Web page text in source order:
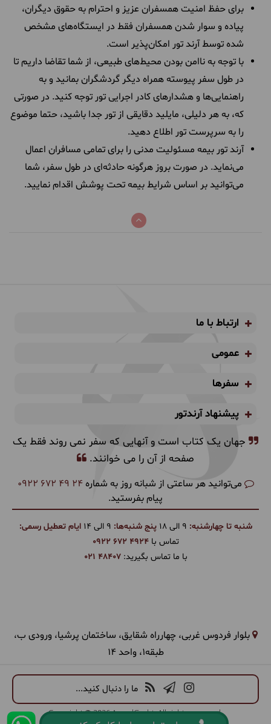
برای حفظ امنیت همسفران عزیز‌ و احترام به حقوق دیگران،
پیاده و سوار شدن همسفران فقط در ایستگاه‌های مشخص
شده توسط آرند تور امکان‌پذیر است.
با توجه به ناامن بودن محیط‌های طبیعی، از شما تقاضا داریم تا
در طول سفر پیوسته همراه دیگر گردشگران بمانید و به
راهنمایی‌ها و هشدارهای کادر اجرایی تور توجه کنید. در صورتی
که، به هر دلیلی، مایلید دقایقی از تور جدا باشید، حتما موضوع
را به سرپرست تور اطلاع دهید.
آرند تور بیمه مسئولیت مدنی را برای تمامی مسافران اعمال
می‌نماید. در صورت بروز هرگونه حادثه‌ای در طول سفر، شما
می‌توانید بر اساس شرایط بیمه تحت پوشش اقدام نمایید.
ارتباط با ما
عمومی
سفرها
پیشنهاد آرندتور
جهان یک کتاب است و آنهایی که سفر نمی روند فقط یک
صفحه از آن را می خوانند.
می‌توانید هر ساعتی از شبانه روز به شماره 0922 672 49 24
پیام بفرستید.
شنبه تا چهارشنبه: پنج شنبه‌ها:
ایام تعطیل رسمی:
تماس با0922 672 4924
با ما تماس بگیرید:021 48407
بلوار فردوس غربی، چهارراه شقایق، ساختمان پرشیا، ورودی ب،
طبقه1، واحد 14
ما را دنبال کنید...
Copyright © 2026 ArandGasht. All rights reserved.